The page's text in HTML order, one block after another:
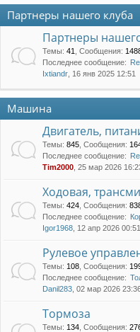
Партнеры нашего клуба
Партнеры
Темы: 41 Сообщения:
Последнее сообщение:
Ixtiandr , 16 янв 2025 12:51
Машина
Двигатель,
Темы: 845 Сообщения:
Последнее сообщение:
Tim2000 , 25 мар 2026
Ходовая,
Темы: 424 Сообщения:
Последнее сообщение:
Igor1968 , 12 апр 2026 00:51
Рулевое
Темы: 108 Сообщения:
Последнее сообщение:
Danil283 , 02 мар 2026
Тормоза
Темы: 134 Сообщения: